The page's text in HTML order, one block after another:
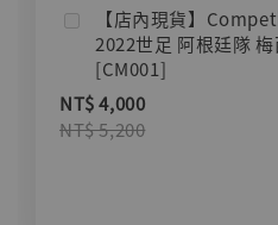
【店內現貨】
2022世足 阿根廷隊
[CM001]
NT$ 4,000
NT$ 5,200